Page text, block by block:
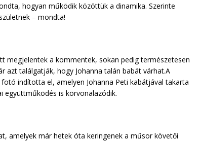
hogyan működik közöttük a dinamika. Szerinte
– mondta!
megjelentek a kommentek, sokan pedig természetesen
azt találgatják, hogy Johanna talán babát várhat.A
indította el, amelyen Johanna Peti kabátjával takarta
együttműködés is körvonalazódik.
amelyek már hetek óta keringenek a műsor követői